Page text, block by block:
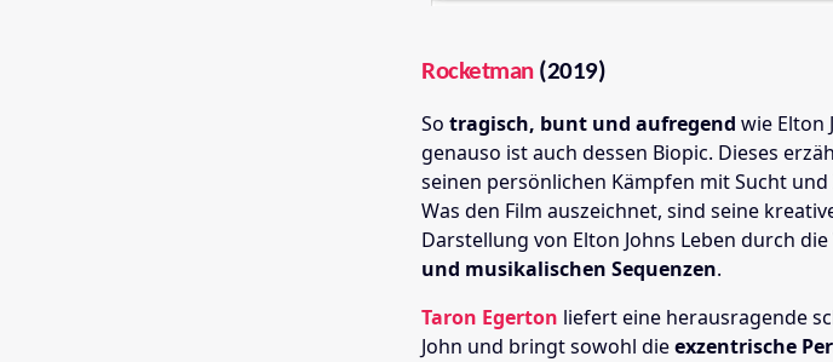
Rocketman (2019)
So tragisch, bunt und aufregend wie Elton
genauso ist auch dessen Biopic. Dieses
seinen persönlichen Kämpfen mit Sucht
Was den Film auszeichnet, sind seine
Darstellung von Elton Johns Leben durch
und musikalischen Sequenzen.
Taron Egerton liefert eine herausragende
John und bringt sowohl dieexzentrische